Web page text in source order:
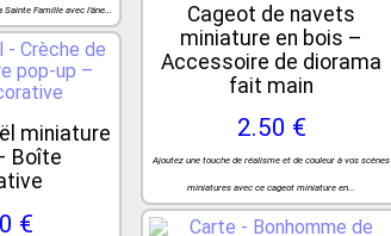
Famille avec l'âne...
miniature
Boîte
€
Cageot de navets
miniature en bois –
Accessoire de diorama
fait main
2.50 €
Ajoutez une touche de réalisme et de couleur à vos scènes
miniatures avec ce cageot miniature en...